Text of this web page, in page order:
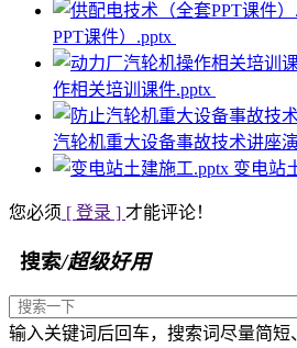
PPT课件）.pptx
作相关培训课件.pptx
汽轮机重大设备事故技术讲座
变电站
您必须 [ 登录 ] 才能评论！
搜索/超级好用
输入关键词后回车，搜索词尽量简短